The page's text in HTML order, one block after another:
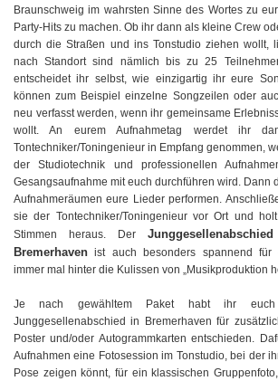
Braunschweig im wahrsten Sinne des Wortes zu
Party-Hits zu machen. Ob ihr dann als kleine Crew
durch die Straßen und ins Tonstudio ziehen wollt,
nach Standort sind nämlich bis zu 25
entscheidet ihr selbst, wie einzigartig ihr eure
können zum Beispiel einzelne Songzeilen oder
neu verfasst werden, wenn ihr gemeinsame
wollt. An eurem Aufnahmetag werdet ihr
Tontechniker/Toningenieur in Empfang genommen,
der Studiotechnik und professionellen
Gesangsaufnahme mit euch durchführen wird. Dann
Aufnahmeräumen eure Lieder performen.
sie der Tontechniker/Toningenieur vor Ort und
Stimmen heraus. Der
Bremerhaven ist auch besonders spannend für
immer mal hinter die Kulissen von „Musikproduktion
Je nach gewähltem Paket habt ihr
Junggesellenabschied in Bremerhaven für
Poster und/oder Autogrammkarten entschieden.
Aufnahmen eine Fotosession im Tonstudio, bei der
Pose zeigen könnt, für ein klassischen